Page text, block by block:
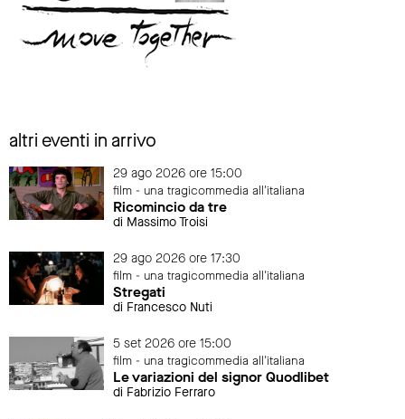
altri eventi in arrivo
29 ago 2026 ore 15:00
film - una tragicommedia all'italiana
Ricomincio da tre
di Massimo Troisi
29 ago 2026 ore 17:30
film - una tragicommedia all'italiana
Stregati
di Francesco Nuti
5 set 2026 ore 15:00
film - una tragicommedia all'italiana
Le variazioni del signor Quodlibet
di Fabrizio Ferraro